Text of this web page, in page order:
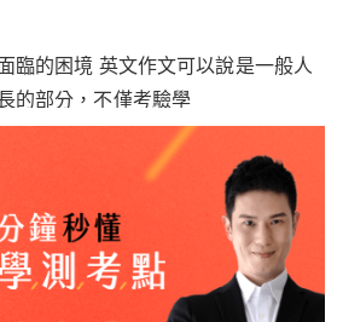
臨的困境 英文作文可以說是一般人
的部分，不僅考驗學